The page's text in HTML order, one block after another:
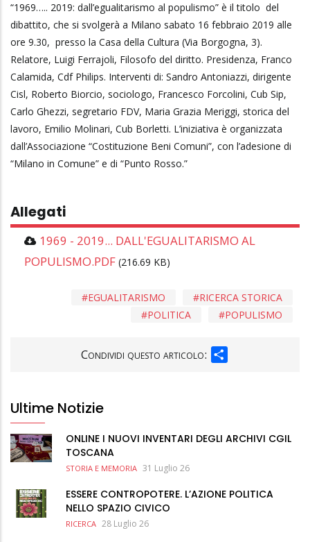
“1969….. 2019: dall’egualitarismo al populismo” è il titolo del
dibattito, che si svolgerà a Milano sabato 16 febbraio 2019 alle
ore 9.30, presso la Casa della Cultura (Via Borgogna, 3).
Relatore, Luigi Ferrajoli, Filosofo del diritto. Presidenza, Franco
Calamida, Cdf Philips. Interventi di: Sandro Antoniazzi, dirigente
Cisl, Roberto Biorcio, sociologo, Francesco Forcolini, Cub Sip,
Carlo Ghezzi, segretario FDV, Maria Grazia Meriggi, storica del
lavoro, Emilio Molinari, Cub Borletti. L’iniziativa è organizzata
dall’Associazione “Costituzione Beni Comuni”, con l’adesione di
“Milano in Comune” e di “Punto Rosso.”
Allegati
1969 - 2019... DALL'EGUALITARISMO AL
POPULISMO.PDF (216.69 KB)
RICERCA STORICA
EGUALITARISMO
POPULISMO
POLITICA
Condividi questo articolo:
Ultime Notizie
ONLINE I NUOVI INVENTARI DEGLI ARCHIVI CGIL
TOSCANA
STORIA E MEMORIA 31 Luglio 26
ESSERE CONTROPOTERE. L’AZIONE POLITICA
NELLO SPAZIO CIVICO
RICERCA 28 Luglio 26